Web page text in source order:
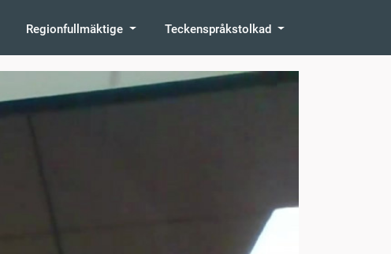
Regionfullmäktige Teckenspråkstolkad